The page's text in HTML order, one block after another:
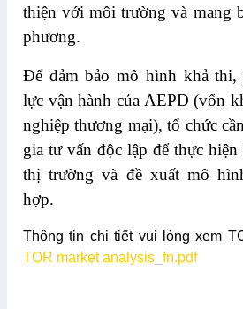
thiện với môi trường và mang
phương.
Để đảm bảo mô hình khả
lực vận hành của AEPD (vốn
nghiệp thương mại), tổ chức
gia tư vấn độc lập để thực hiện
thị trường và đề xuất mô
hợp.
Thông tin chi tiết vui lòng xem
TOR market analysis_fn.pdf